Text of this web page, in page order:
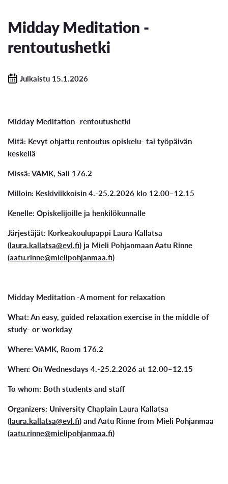
Midday Meditation -
rentoutushetki
Julkaistu 15.1.2026
Midday Meditation -rentoutushetki
Mitä: Kevyt ohjattu rentoutus opiskelu- tai työpäivän
keskellä
Missä: VAMK, Sali 176.2
Milloin: Keskiviikkoisin 4.-25.2.2026 klo 12.00–12.15
Kenelle: Opiskelijoille ja henkilökunnalle
Järjestäjät: Korkeakoulupappi Laura Kallatsa
(laura.kallatsa@evl.fi) ja Mieli Pohjanmaan Aatu Rinne
(aatu.rinne@mielipohjanmaa.fi)
Midday Meditation -A moment for relaxation
What: An easy, guided relaxation exercise in the middle of
study- or workday
Where: VAMK, Room 176.2
When: On Wednesdays 4.-25.2.2026 at 12.00–12.15
To whom: Both students and staff
Organizers: University Chaplain Laura Kallatsa
(laura.kallatsa@evl.fi) and Aatu Rinne from Mieli Pohjanmaa
(aatu.rinne@mielipohjanmaa.fi)